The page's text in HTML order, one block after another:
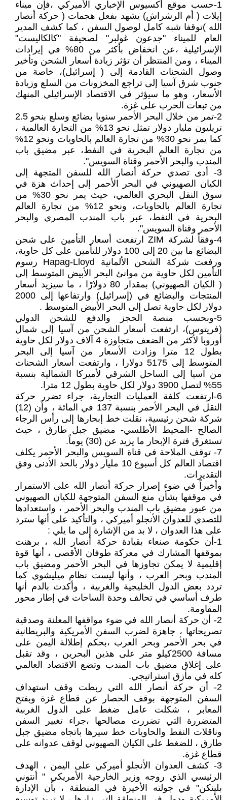
1-حسب موقع أكسيوس الإخباري الأميركي ،فإن ميناء
إيلات ( أم الرشراش) يشهد بفعل هجمات ( حركة أنصار
الله )توقفا شبه كامل لوصول السفن ، كما كشف المدير
العام للميناء "جدعون غولبر" لصحيفة "كالكاليست"
الإسرائيلية ،عن انخفاض بأكثر من 80% في إيرادات
الميناء ، ومن المنتظر أن تؤثر زيادة أسعار الشحن وتأخير
وصول الشحنات القادمة إلى ( إسرائيل)، خاصة من
جنوب شرق آسيا إلى تراجع المخزونات من السلع وزيادة
الأسعار، وهو ما سيؤثر في الاقتصاد الإسرائيلي المنهك
من تبعات الحرب على غزة.
2-تمر من خلال البحر الأحمر سنويا بضائع وسلع بنحو 2.5
تريليون مليار دولار تمثل نحو 13% من التجارة العالمية ،
كما يمر نحو 30% من تجارة العالم بالحاويات ونحو 12%
من تجارة العالم البحرية في النفط، عبر مضيق باب
المندب والبحر الأحمر وقناة السويس".
3- أدى تصدي حركة أنصار الله للسفن المتجهة إلى
الكيان الصهيوني في البحر الأحمر إلى إحداث هزة في
سوق النقل البحري العالمي، حيث يمر نحو 30% من
تجارة العالم بالحاويات، ونحو 12% من تجارة العالم
البحرية في النفط، عبر باب المندب المصري والبحر
الأحمر وقناة السويس".
4-وفقاً لشركة ZIM ارتفعت أسعار التأمين على شحن
البضائع ما بين 20 إلى 100 دولار للتأمين على كل حاوية،
ورفعت شركة الشحن الألمانية Hapag-Lloyd رسوم
التأمين لكل حاوية من موانئ البحر الأبيض المتوسط إلى
( الكيان الصهيوني) بمقدار 80 دولارًا ، ما سيزيد أسعار
المنتجات والبضائع في (إسرائيل) وارتفاعها إلى 2000
دولار لكل حاوية تصل إلى البحر الأبيض المتوسط .
5-وبحسب منصة الحجز والدفع للشحن الدولي
(فريتوس)، ارتفعت أسعار الشحن من آسيا إلى شمال
أوروبا لأكثر من الضعف متجاوزة 4 آلاف دولار لكل حاوية
بطول 12 مترا وزادت الأسعار من آسيا إلى البحر
المتوسط إلى 5175 دولارا ، وارتفعت أسعار الشحنات
من آسيا إلى الساحل الشرقي لأميركا الشمالية بنسبة
55% لتصل 3900 دولار لكل حاوية بطول 12 مترا.
6-ارتفعت كلفة العمليات التجارية، جراء تضرر حركة
النقل في البحر الأحمر بنسبة 137 في المائة ، وأن (12)
شركة شحن رئيسية، نقلت خط إبحارها إلى رأس الرجاء
الصالح -المحيط الأطلسي- مضيق جبل طارق ، حيث
تستغرق فترة الإبحار ما يزيد عن (30) يوماً.
7- توقف الملاحة في قناة السويس والبحر الأحمر يكلف
اقتصاد العالم كل أسبوع 10 مليار دولار بالحد الأدنى وفق
التقديرات.
وأخيراً في ضوء إصرار حركة أنصار الله على الاستمرار
في موقفها بشأن منع السفن المتوجهة للكيان الصهيوني
من عبور مضيق باب المندب والبحر الأحمر ، واستعدادها
للتصدي للعدوان الأنجلو أميركي ، والتأكيد على أنها سترد
على هذا العدوان ، لا بد من الإشارة إلى ما يلي :
1-أن حكومة صنعاء بقيادة حركة أنصار الله ، برهنت
بموقفها المشارك في معركة طوفان الأقصى ، أنها قوة
إقليمية لا يمكن تجاوزها في البحر الأحمر ومضيق باب
المندب وبحر العرب ، وأنها ليست نظام ميليشوي كما
تردد بعض الدول الخليجية والغربية ، وأكدت بالدم أنها
طرف أساسي في تحالف وحدة الساحات في إطار محور
المقاومة.
2- أن حركة أنصار الله في ضوء مواقفها المعلنة وصدقية
تصريحاتها ، جاهزة لضرب السفن الأمريكية والبريطانية
في بحر الأحمر وبحر العرب ،بحكم إطلالة اليمن على
مسافة 2500كيلو متر على هذين البحرين ، وقد تقبل
على إغلاق مضيق باب المندب وتضع الاقتصاد العالمي
كله في مأزق استراتيجي.
2- أن حركة أنصار الله التي ربطت وقف استهداف
السفن المتوجهة بوقف الحصار عن قطاع غزة وبفتح
المعابر ، شكلت عامل ضغط على الدول الغربية
المتضررة التي تضررت مصالحها ،جراء تغيير السفن
وناقلات النفط والحاويات خط سيرها باتجاه مضيق جبل
طارق ، للضغط على الكيان الصهيوني لوقف عدوانه على
قطاع غزة.
3- كشف العدوان الأنجلو أميركي على اليمن ، الهدف
الرئيسي الذي روجه وزير الخارجية الأمريكي " أنتوني
بلينكن" في جولته الأخيرة في المنطقة ، بأن الإدارة